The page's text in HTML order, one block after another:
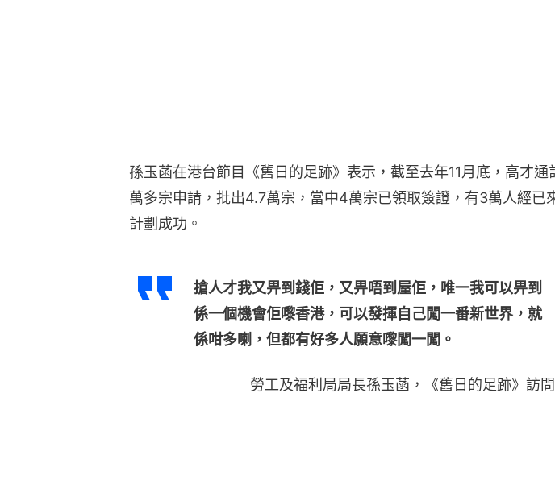
孫玉菡在港台節目《舊日的足跡》表示，截至去年11月底，高才通
萬多宗申請，批出4.7萬宗，當中4萬宗已領取簽證，有3萬人經已
計劃成功。
搶人才我又畀到錢佢，又畀唔到屋佢，唯一我可以畀到
係一個機會佢嚟香港，可以發揮自己闖一番新世界，就
係咁多喇，但都有好多人願意嚟闖一闖。
勞工及福利局局長孫玉菡，《舊日的足跡》訪問